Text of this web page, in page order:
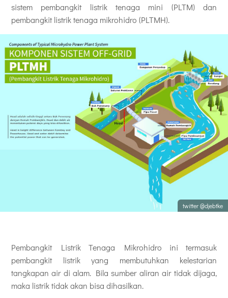
sistem pembangkit listrik tenaga mini (PLTM) dan
pembangkit listrik tenaga mikrohidro (PLTMH).
twitter @djebtke
Pembangkit Listrik Tenaga Mikrohidro ini termasuk
pembangkit listrik yang membutuhkan kelestarian
tangkapan air di alam. Bila sumber aliran air tidak dijaga,
maka listrik tidak akan bisa dihasilkan.